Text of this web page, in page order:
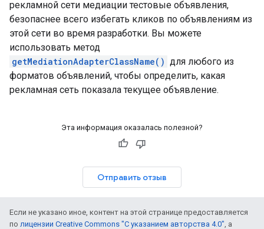
рекламной сети медиации тестовые объявления,
безопаснее всего избегать кликов по объявлениям из
этой сети во время разработки. Вы можете
использовать метод
getMediationAdapterClassName() для любого из
форматов объявлений, чтобы определить, какая
рекламная сеть показала текущее объявление.
Эта информация оказалась полезной?
Отправить отзыв
Если не указано иное, контент на этой странице предоставляется
по лицензии Creative Commons "С указанием авторства 4.0" , а